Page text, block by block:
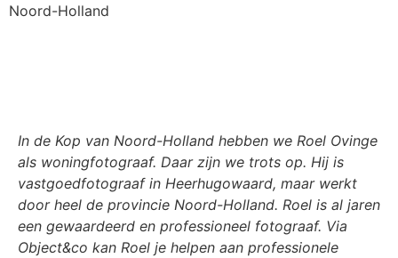
Noord-Holland
In de Kop van Noord-Holland hebben we Roel Ovinge
als woningfotograaf. Daar zijn we trots op. Hij is
vastgoedfotograaf in Heerhugowaard, maar werkt
door heel de provincie Noord-Holland. Roel is al jaren
een gewaardeerd en professioneel fotograaf. Via
Object&co kan Roel je helpen aan professionele